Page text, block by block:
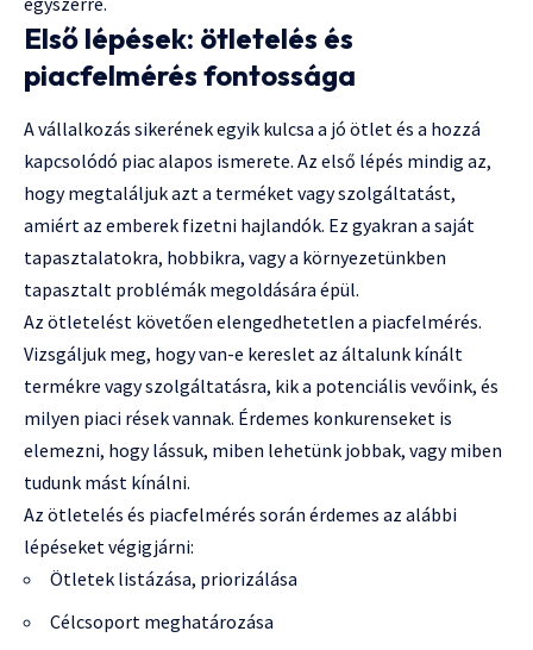
Első lépések: ötletelés és
piacfelmérés fontossága
A vállalkozás sikerének egyik kulcsa a jó ötlet és a hozzá
kapcsolódó piac alapos ismerete. Az első lépés mindig az,
hogy megtaláljuk azt a terméket vagy szolgáltatást,
amiért az emberek fizetni hajlandók. Ez gyakran a saját
tapasztalatokra, hobbikra, vagy a környezetünkben
tapasztalt problémák megoldására épül.
Az ötletelést követően elengedhetetlen a piacfelmérés.
Vizsgáljuk meg, hogy van-e kereslet az általunk kínált
termékre vagy szolgáltatásra, kik a potenciális vevőink, és
milyen piaci rések vannak. Érdemes konkurenseket is
elemezni, hogy lássuk, miben lehetünk jobbak, vagy miben
tudunk mást kínálni.
Az ötletelés és piacfelmérés során érdemes az alábbi
lépéseket végigjárni:
Ötletek listázása, priorizálása
Célcsoport meghatározása